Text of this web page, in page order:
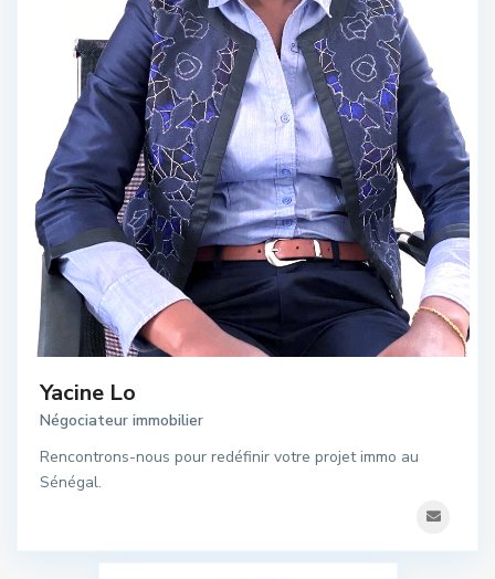
Yacine Lo
Négociateur immobilier
Rencontrons-nous pour redéfinir votre projet immo au
Sénégal.